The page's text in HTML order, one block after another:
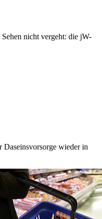
nicht vergeht: die jW-
Daseinsvorsorge wieder in